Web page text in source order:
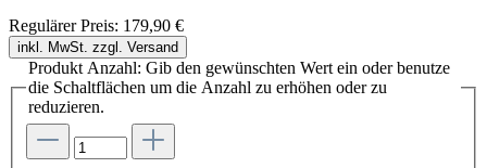
Regulärer Preis: 179,90 €
inkl. MwSt. zzgl. Versand
Produkt Anzahl: Gib den gewünschten Wert ein oder benutze
die Schaltflächen um die Anzahl zu erhöhen oder zu
reduzieren.